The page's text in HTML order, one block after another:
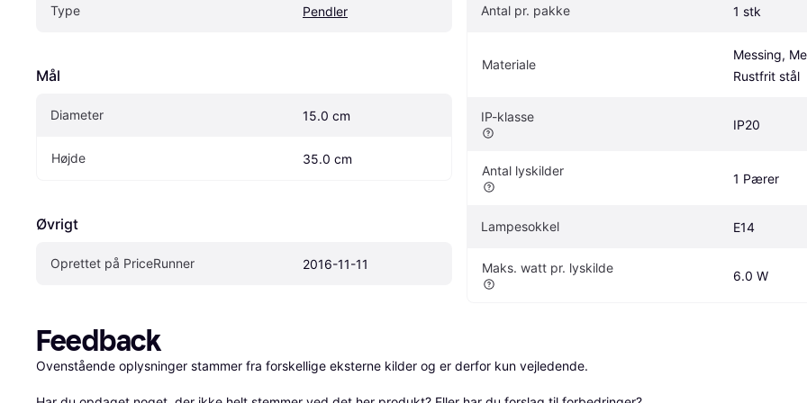
Type Pendler
Mål
Diameter 15.0 cm
Højde 35.0 cm
Øvrigt
Oprettet på PriceRunner 2016-11-11
Antal pr. pakke 1 stk
Materiale
Messing,
Rustfrit stål
IP-klasse
IP20
Antal lyskilder
1 Pærer
Lampesokkel E14
Maks. watt pr. lyskilde
6.0 W
Feedback
Ovenstående oplysninger stammer fra forskellige eksterne kilder og er derfor kun vejledende.